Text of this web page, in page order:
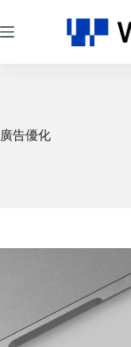
至
主
廣告優化